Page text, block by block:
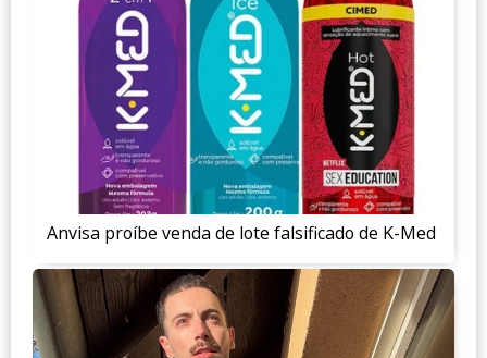
Anvisa proíbe venda de lote falsificado de K-Med